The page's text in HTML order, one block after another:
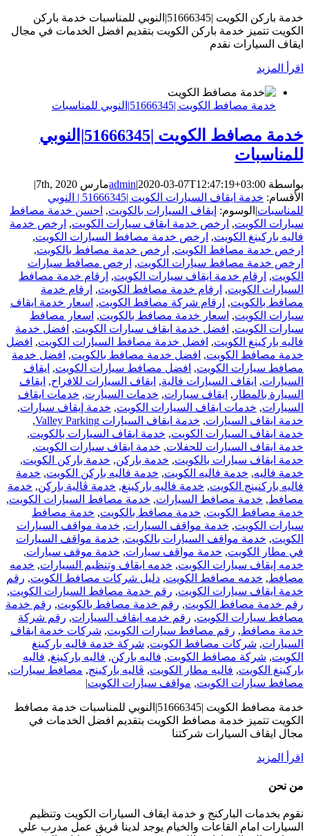
خدمة باركن الكويت |51666345|النوبي للمناسبات خدمة باركن
الكويت تتميز خدمة باركن الكويت بتقديم افضل الخدمات في مجال
ايقاف السيارات نقدم
‫اقرأ المزيد
خدمة مصافط الكويت |51666345|النوبي للمناسبات
خدمة مصافط الكويت |51666345|النوبي
للمناسبات
بواسطة admin|2020-03-07T12:47:19+03:00 مارس 7th, 2020
|
الأقسام:
خدمة ايقاف السيارات الكويت |51666345 | النوبي
للمناسبات| الوسوم: إيقاف السيارات بالكويت, احسن خدمة مصافط
سيارات الكويت, ارخص خدمة ايقاف سيارات الكويت, ارخص خدمة
فاليه باركينغ الكويت, ارخص خدمة مصافط السيارات الكويت,
ارخص خدمة مصافط الكويت, ارخص خدمة مصافط بالكويت,
ارخص خدمة مصافط سيارات الكويت, ارخص مصافط سيارات
الكويت, ارقام خدمة ايقاف سيارات الكويت, ارقام خدمة مصافط
السيارات الكويت, ارقام خدمة مصافط الكويت, ارقام خدمة
مصافط بالكويت, ارقام شركة مصافط الكويت, اسعار خدمة ايقاف
سيارات الكويت, اسعار خدمة مصافط بالكويت, اسعار مصافط
سيارات الكويت, افضل خدمة ايقاف سيارات الكويت, افضل خدمة
فاليه باركينغ الكويت, افضل خدمة مصافط السيارات الكويت, افضل
خدمة مصافط الكويت, افضل خدمة مصافط بالكويت, افضل خدمة
مصافط سيارات الكويت, افضل مصافط سيارات الكويت, ايقاف
السيارات, ايقاف السيارات فالية, ايقاف السيارات للافراح, ايقاف
السيارة بالمطار , ايقاف سيارات, خدمات السيارت, خدمات ايقاف
السيارات, خدمات ايقاف السيارات الكويت, خدمة إيقاف سيارات,
خدمة ايقاف السيارات, خدمة ايقاف السيارات Valley Parking
,
خدمة ايقاف السيارات الكويت, خدمة ايقاف السيارات بالكويت,
خدمة ايقاف السيارات للحفلات, خدمة ايقاف سيارات الكويت,
خدمة ايقاف سيارات بالكويت, خدمة باركن, خدمة باركن الكويت,
خدمة فاليه, خدمة فاليه الكويت, خدمة فاليه باركن الكويت, خدمة
فاليه باركنينج الكويت, خدمة فاليه باركينغ, خدمة ڤالية باركن, خدمة
مصافط, خدمة مصافط السيارات, خدمة مصافط السيارات الكويت,
خدمة مصافط الكويت, خدمة مصافط بالكويت, خدمة مصافط
سيارات الكويت, خدمة مواقف السيارات, خدمة مواقف السيارات
الكويت, خدمة مواقف السيارات بالكويت, خدمة مواقف السيارات
في مطار الكويت, خدمة مواقف سيارات, خدمة موقف سيارات,
خدمه إيقاف سيارات الكويت, خدمه ايقاف وتنظيم السيارات, خدمه
مصافط, خدمه مصافط الكويت, دليل شركات مصافط الكويت, رقم
خدمة ايقاف سيارات الكويت, رقم خدمة مصافط السيارات الكويت,
رقم خدمة مصافط الكويت, رقم خدمة مصافط بالكويت, رقم خدمة
مصافط سيارات الكويت, رقم خدمه ايقاف السيارات, رقم شركة
خدمة مصافط, رقم مصافط سيارات الكويت, شركات خدمة ايقاف
السيارات, شركات مصافط الكويت, شركة خدمة فاليه باركينغ
الكويت, شركة مصافط الكويت, فاليه باركن, فاليه باركينغ, فاليه
باركينغ الكويت, فاليه مطار الكويت, ڤاليه باركينج, مصافط سيارات,
مصافط سيارات الكويت, مواقف سيارات الكويت|
خدمة مصافط الكويت |51666345|النوبي للمناسبات خدمة مصافط
الكويت تتميز خدمة مصافط الكويت بتقديم افضل الخدمات في
مجال ايقاف السيارات شركتنا
‫اقرأ المزيد
من نحن
نقوم بخدمات الباركنج و خدمة ايقاف السيارات الكويت وتنظيم
السيارات امام القاعات والخيام يوجد لدينا فريق عمل مدرب علي